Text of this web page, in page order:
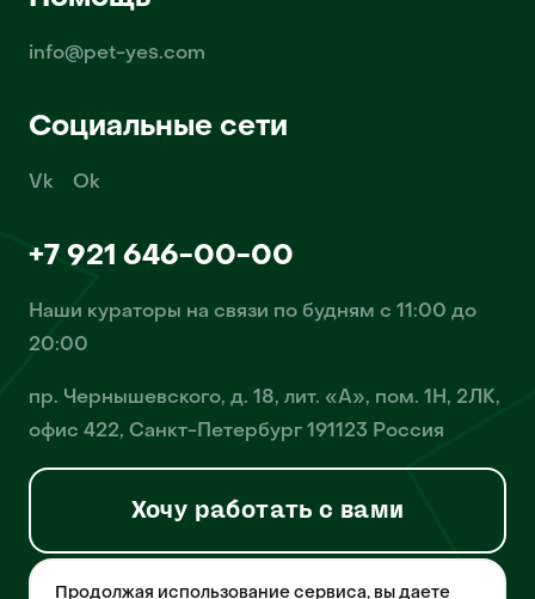
info@pet-yes.com
Социальные сети
Vk Ok
+7 921 646-00-00
Наши кураторы на связи по будням с 11:00 до
20:00
пр. Чернышевского, д. 18, лит. «А», пом. 1Н, 2ЛК,
офис 422, Санкт-Петербург 191123 Россия
Хочу работать с вами
Продолжая использование сервиса, вы даете